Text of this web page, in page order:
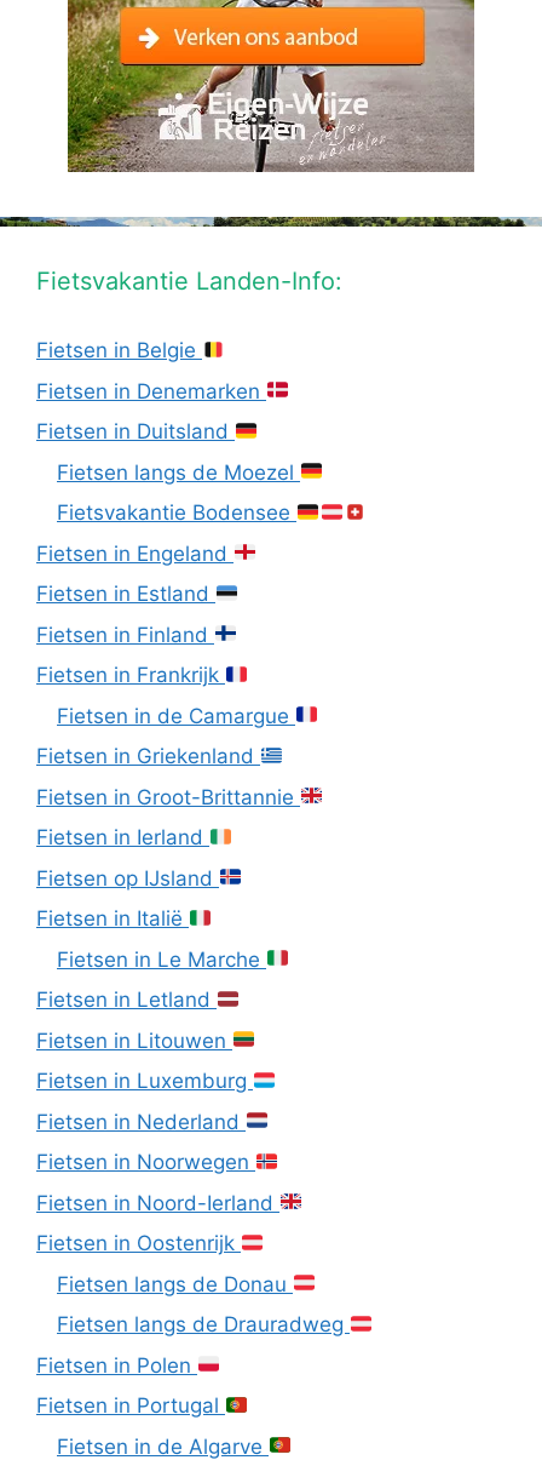
Fietsvakantie Landen-Info:
Fietsen in Belgie
Fietsen in Denemarken
Fietsen in Duitsland
Fietsen langs de Moezel
Fietsvakantie Bodensee
Fietsen in Engeland
Fietsen in Estland
Fietsen in Finland
Fietsen in Frankrijk
Fietsen in de Camargue
Fietsen in Griekenland
Fietsen in Groot-Brittannie
Fietsen in Ierland
Fietsen op IJsland
Fietsen in Italië
Fietsen in Le Marche
Fietsen in Letland
Fietsen in Litouwen
Fietsen in Luxemburg
Fietsen in Nederland
Fietsen in Noorwegen
Fietsen in Noord-Ierland
Fietsen in Oostenrijk
Fietsen langs de Donau
Fietsen langs de Drauradweg
Fietsen in Polen
Fietsen in Portugal
Fietsen in de Algarve